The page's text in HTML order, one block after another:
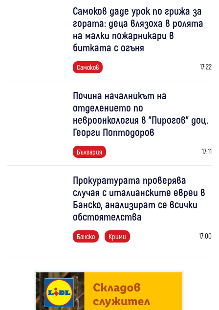
Самоков даде урок по грижа за
гората: деца влязоха в ролята
на малки пожарникари в
битката с огъня
Самоков 17:22
Почина началникът на
отделението по
невроонкология в "Пирогов" доц.
Георги Поптодоров
България 17:11
Прокуратурата проверява
случая с италианските евреи в
Банско, анализират се всички
обстоятелства
Банско Крими 17:00